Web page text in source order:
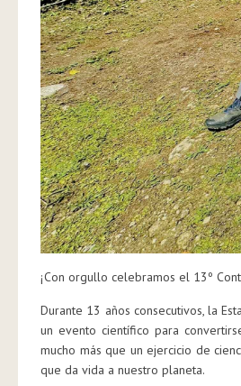
¡Con orgullo celebramos el 13º
Durante 13 años consecutivos, la
un evento científico para
mucho más que un ejercicio de
que da vida a nuestro planeta.